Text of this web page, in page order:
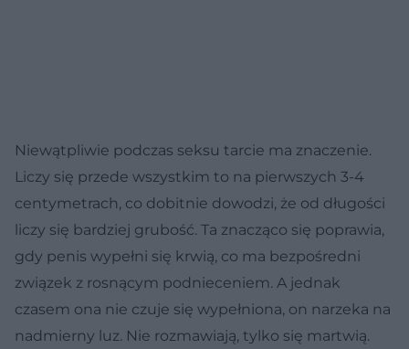
Niewątpliwie podczas seksu tarcie ma znaczenie.
Liczy się przede wszystkim to na pierwszych 3-4
centymetrach, co dobitnie dowodzi, że od długości
liczy się bardziej grubość. Ta znacząco się poprawia,
gdy penis wypełni się krwią, co ma bezpośredni
związek z rosnącym podnieceniem. A jednak
czasem ona nie czuje się wypełniona, on narzeka na
nadmierny luz. Nie rozmawiają, tylko się martwią.